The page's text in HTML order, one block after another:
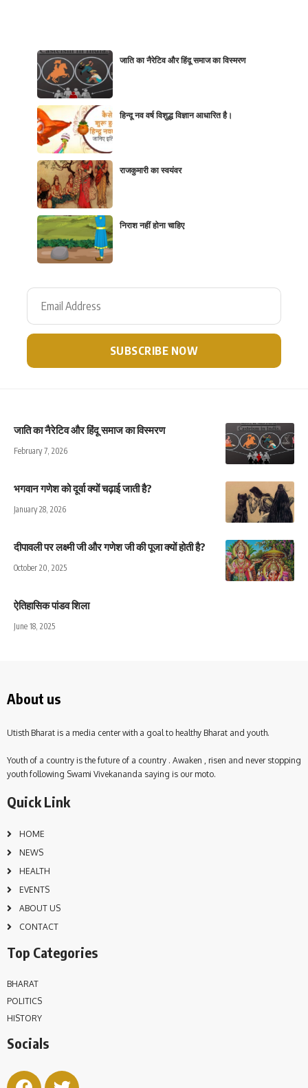
जाति का नैरेटिव और हिंदू समाज का विस्मरण
हिन्दू नव वर्ष विशुद्ध विज्ञान आधारित है।
राजकुमारी का स्वयंवर
निराश नहीं होना चाहिए
जाति का नैरेटिव और हिंदू समाज का विस्मरण
February 7, 2026
भगवान गणेश को दूर्वा क्यों चढ़ाई जाती है?
January 28, 2026
दीपावली पर लक्ष्मी जी और गणेश जी की पूजा क्यों होती है?
October 20, 2025
ऐतिहासिक पांडव शिला
June 18, 2025
About us
Utisth Bharat is a media center with a goal to healthy Bharat and youth.
Youth of a country is the future of a country . Awaken , risen and never stopping
youth following Swami Vivekananda saying is our moto.
Quick Link
HOME
NEWS
HEALTH
EVENTS
ABOUT US
CONTACT
Top Categories
BHARAT
POLITICS
HISTORY
Socials